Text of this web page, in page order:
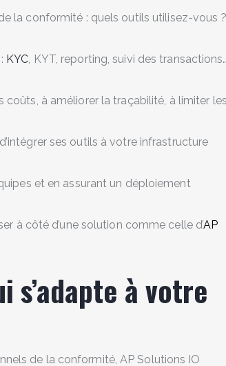
la conformité : quels outils utilisez-vous ?
KYC, KYT, reporting, suivi des transactions…
à améliorer la traçabilité, à limiter les
ses outils à votre infrastructure
et en assurant un déploiement
à côté d’une solution comme celle d’AP
s’adapte à votre
de la conformité, AP Solutions IO